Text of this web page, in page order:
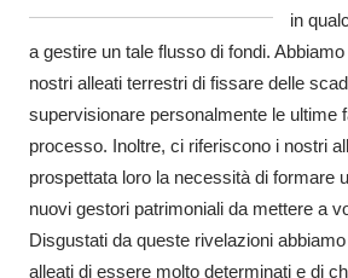
in
a gestire un tale flusso di fondi.
nostri alleati terrestri di fissare delle
supervisionare personalmente le ultime
processo. Inoltre, ci riferiscono i nostri
prospettata loro la necessità di formare
nuovi gestori patrimoniali da mettere a
Disgustati da queste rivelazioni
alleati di essere molto determinati e di